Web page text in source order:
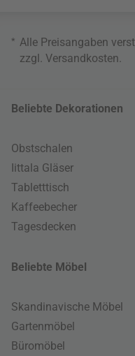
* Alle Preisangaben
zzgl. Versandkosten
Beliebte Dekorationen
Obstschalen
Iittala Gläser
Tabletttisch
Kaffeebecher
Tagesdecken
Beliebte Möbel
Skandinavische Möbel
Gartenmöbel
Büromöbel